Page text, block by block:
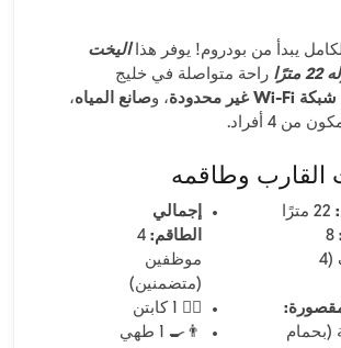
يبدأ من بودروم! يوفر هذااليخت
راحة متواصلة في خليج
شبكة Wi-Fi غير محدودة ، وصانع المياه،
4 أفراد.
القارب وطاقمه
8
ضيوف (4
(بحمام
إجمالي
الطاقم: 4
موظفين
(متضمنين)
👨‍✈️ 1 كابتن
👨‍🍳 1 طهي